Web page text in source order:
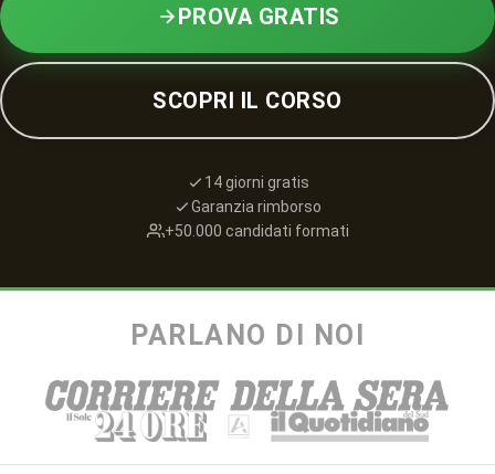
PROVA GRATIS
SCOPRI IL CORSO
14 giorni gratis
Garanzia rimborso
+50.000 candidati formati
PARLANO DI NOI